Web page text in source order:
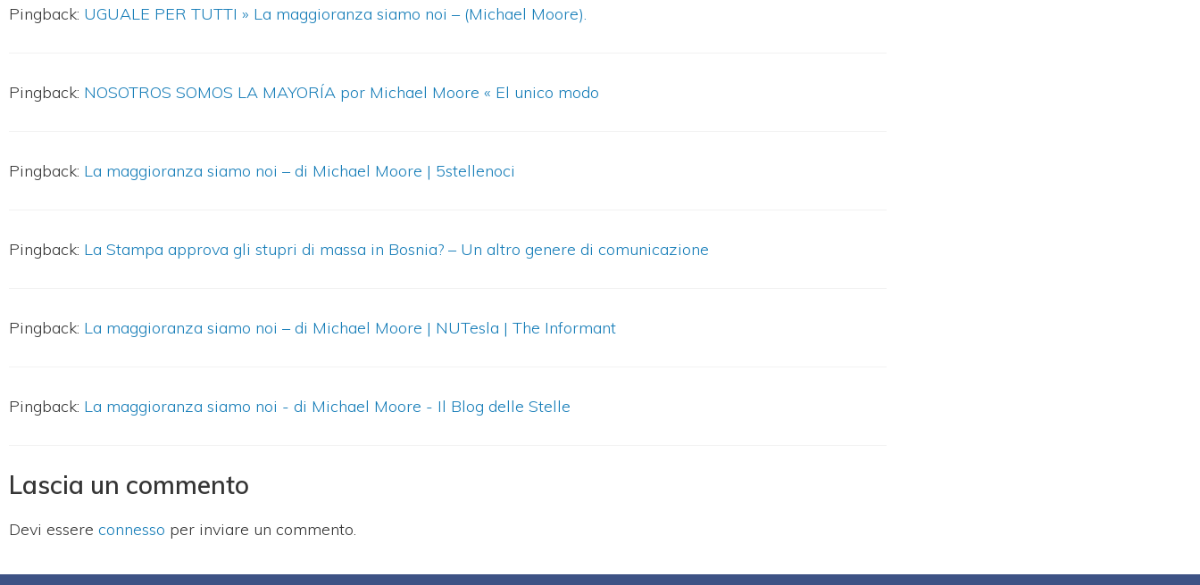
Pingback: UGUALE PER TUTTI » La maggioranza siamo noi – (Michael Moore).
Pingback: NOSOTROS SOMOS LA MAYORÍA por Michael Moore « El unico modo
Pingback: La maggioranza siamo noi – di Michael Moore | 5stellenoci
Pingback: La Stampa approva gli stupri di massa in Bosnia? – Un altro genere di comunicazione
Pingback: La maggioranza siamo noi – di Michael Moore | NUTesla | The Informant
Pingback: La maggioranza siamo noi - di Michael Moore - Il Blog delle Stelle
Lascia un commento
Devi essere connesso per inviare un commento.